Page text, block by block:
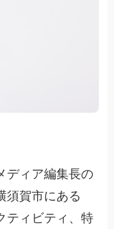
ディア編集長の
須賀市にある
ティビティ、特